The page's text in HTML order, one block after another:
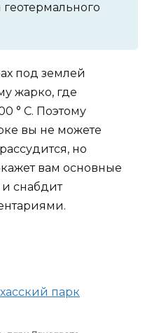
под землей
жарко, где
° C. Поэтому
вы не можете
но
вам основные
снабдит